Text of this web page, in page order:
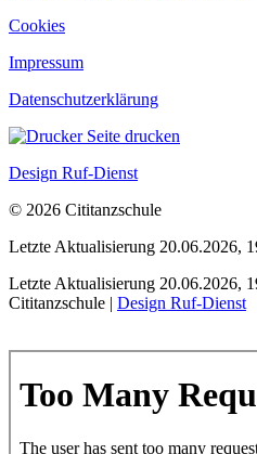
Cookies
Impressum
Datenschutzerklärung
Seite drucken
Design Ruf-Dienst
© 2026 Cititanzschule
Letzte Aktualisierung 20.06.2026,
Letzte Aktualisierung 20.06.2026,
Cititanzschule | Design Ruf-Dienst